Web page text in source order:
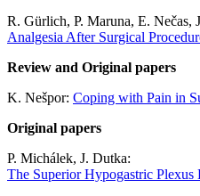
R. Gürlich, P. Maruna, E. Nečas,
Analgesia After Surgical
Review and Original papers
K. Nešpor: Coping with Pain in
Original papers
P. Michálek, J. Dutka:
The Superior Hypogastric